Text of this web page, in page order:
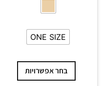
ONE SIZE
בחר אפשרויות